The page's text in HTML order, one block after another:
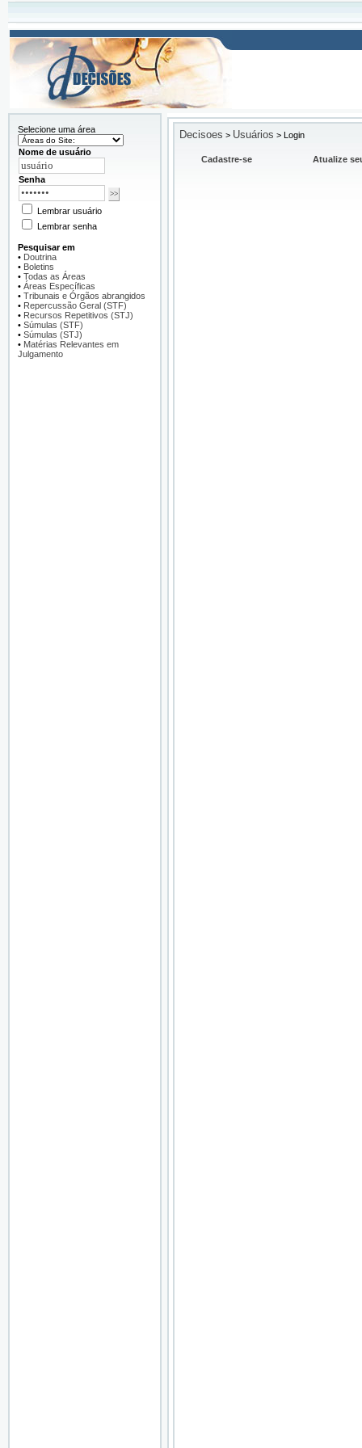
Selecione uma área
Nome de usuário
Senha
Lembrar usuário
Lembrar senha
Pesquisar em
• Doutrina
• Boletins
• Todas as Áreas
• Áreas Específicas
• Tribunais e Órgãos abrangidos
• Repercussão Geral (STF)
• Recursos Repetitivos (STJ)
• Súmulas (STF)
• Súmulas (STJ)
• Matérias Relevantes em
Julgamento
Decisoes > Usuários > Login
Cadastre-se Atualize